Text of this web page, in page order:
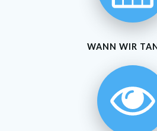
WANN WIR